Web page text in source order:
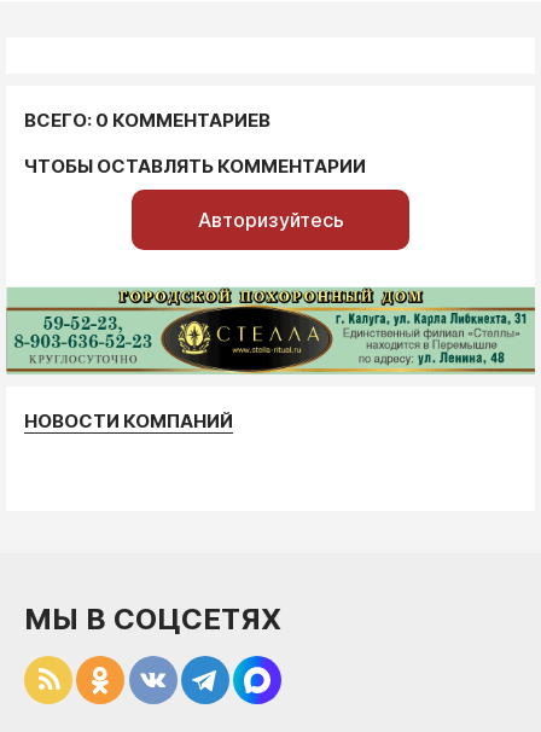
ВСЕГО: 0 КОММЕНТАРИЕВ
ЧТОБЫ ОСТАВЛЯТЬ КОММЕНТАРИИ
Авторизуйтесь
НОВОСТИ КОМПАНИЙ
МЫ В СОЦСЕТЯХ